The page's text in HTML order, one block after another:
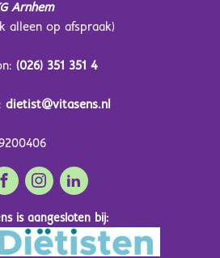
Arnhem
alleen op afspraak)
(026) 351 351 4
dietist@vitasens.nl
is aangesloten bij: